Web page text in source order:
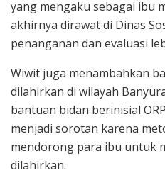
yang mengaku sebagai ibu
akhirnya dirawat di Dinas
penanganan dan evaluasi
Wiwit juga menambahkan
dilahirkan di wilayah
bantuan bidan berinisial
menjadi sorotan karena
mendorong para ibu untuk
dilahirkan.